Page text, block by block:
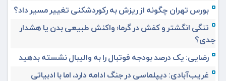
بورس تهران چگونه از ریزش به رکوردشکنی تغییر مسیر داد؟
تنگی انگشتر و کفش در گرما؛ واکنش طبیعی بدن یا هشدار
جدی؟
رضایی: یک درصد بودجه فوتبال را به والیبال نشسته بدهید
غریب‌آبادی: دیپلماسی در جنگ ادامه دارد، اما با ادبیاتی